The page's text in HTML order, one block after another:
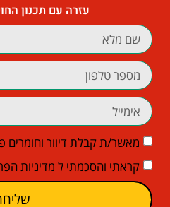
עזרה עם תכנון
מאשר/ת קבלת דיוור וחומרים
קראתי והסכמתי ל מדיניות